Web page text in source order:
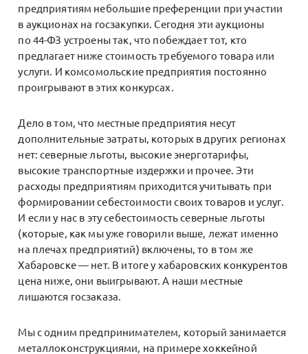
предприятиям небольшие преференции при участии
в аукционах на госзакупки. Сегодня эти аукционы
по 44-ФЗ устроены так, что побеждает тот, кто
предлагает ниже стоимость требуемого товара или
услуги. И комсомольские предприятия постоянно
проигрывают в этих конкурсах.
Дело в том, что местные предприятия несут
дополнительные затраты, которых в других регионах
нет: северные льготы, высокие энерготарифы,
высокие транспортные издержки и прочее. Эти
расходы предприятиям приходится учитывать при
формировании себестоимости своих товаров и услуг.
И если у нас в эту себестоимость северные льготы
(которые, как мы уже говорили выше, лежат именно
на плечах предприятий) включены, то в том же
Хабаровске — нет. В итоге у хабаровских конкурентов
цена ниже, они выигрывают. А наши местные
лишаются госзаказа.
Мы с одним предпринимателем, который занимается
металлоконструкциями, на примере хоккейной